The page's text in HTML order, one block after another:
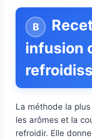
infusion
La méthode la
les arômes et la
refroidir. Elle